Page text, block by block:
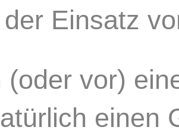
Einsatz
(oder vor)
einen